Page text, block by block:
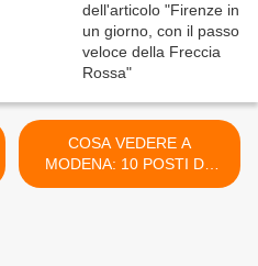
COSA VEDERE A
MODENA: 10 POSTI DA
NON PERDERE >